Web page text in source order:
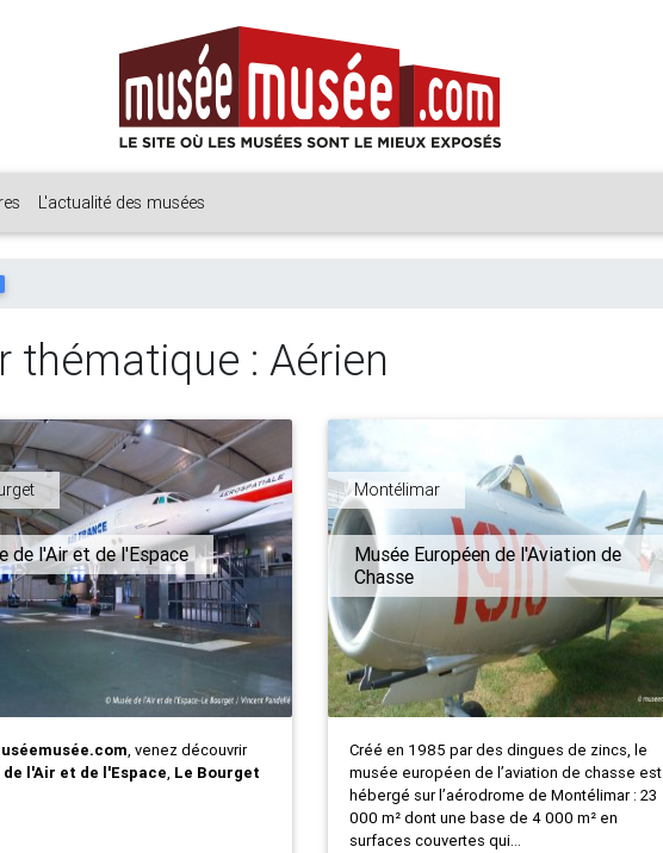
L'actualité des musées
thématique : Aérien
de l'Air et de l'Espace
, venez découvrir
de l'Air et de l'Espace, Le Bourget
Montélimar
Musée Européen de l'Aviation de
Chasse
Créé en 1985 par des dingues de zincs, le
musée européen de l’aviation de chasse est
hébergé sur l’aérodrome de Montélimar : 23
000 m² dont une base de 4 000 m² en
surfaces couvertes qui...